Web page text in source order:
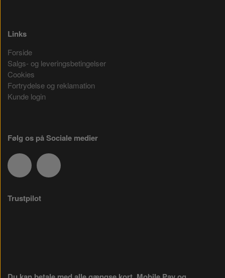
Links
Forside
Salgs- og leveringsbetingelser
Cookies
Fortrydelse og reklamation
Kunde login
Følg os på Sociale medier
Trustpilot